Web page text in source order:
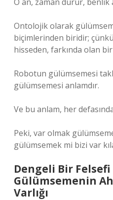
Ontolojik olarak
biçimlerinden biridir;
hisseden, farkında olan
Robotun gülümsemesi
gülümsemesi anlamdır.
Ve bu anlam, her
Peki, var olmak
gülümsemek mi bizi var
Dengeli Bir Felsefi
Gülümsemenin
Varlığı